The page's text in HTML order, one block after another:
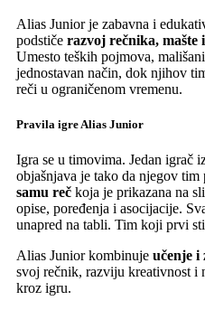
Alias Junior je zabavna i
podstiče razvoj rečnika, mašte
Umesto teških pojmova,
jednostavan način, dok njihov
reči u ograničenom vremenu.
Pravila igre Alias Junior
Igra se u timovima. Jedan igrač
objašnjava je tako da njegov tim
samu reč koja je prikazana na
opise, poređenja i asocijacije.
unapred na tabli. Tim koji prvi
Alias Junior kombinuje učenje i
svoj rečnik, razviju kreativnost i
kroz igru.